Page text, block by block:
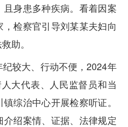
身患多种疾病。看着因案
检察官引导刘某某夫妇向
助。
较大、行动不便，2024年
大代表、人民监督员和当
综治中心开展检察听证。
绍案情、证据、法律规定